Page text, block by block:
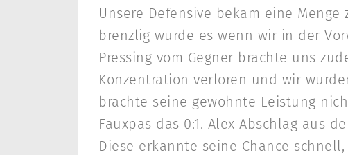
Unsere Defensive bekam eine
brenzlig wurde es wenn wir in der
Pressing vom Gegner brachte uns
Konzentration verloren und wir
brachte seine gewohnte Leistung
Fauxpas das 0:1. Alex Abschlag aus
Diese erkannte seine Chance